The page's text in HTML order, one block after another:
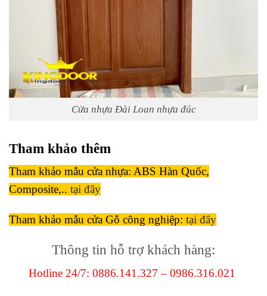
Cửa nhựa Đài Loan nhựa đúc
Tham khảo thêm
Tham khảo mẫu cửa nhựa: ABS Hàn Quốc,
Composite,.. tại đây
Tham khảo mẫu cửa Gỗ công nghiệp: tại đây
Thông tin hỗ trợ khách hàng:
Hotline 24/7: 0886.141.327 – 0986.316.021